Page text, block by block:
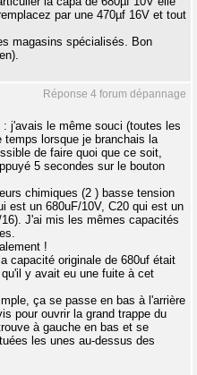
par une 470µf 16V et tout
magasins spécialisés. Bon
Réponse 4 forum dépannage
j'avais le même souci (toutes les
temps lorsque je branchais la
de faire quoi que ce soit,
5 secondes sur le bouton
chimiques (2 ) basse tension
est un 680uF/10V, C20 qui est un
J'ai mis les mêmes capacités
!
capacité originale de 680uf était
y avait eu une fuite à cet
ça se passe en bas à l'arrière
pour ouvrir la grand trappe du
à gauche en bas et se
les unes au-dessus des